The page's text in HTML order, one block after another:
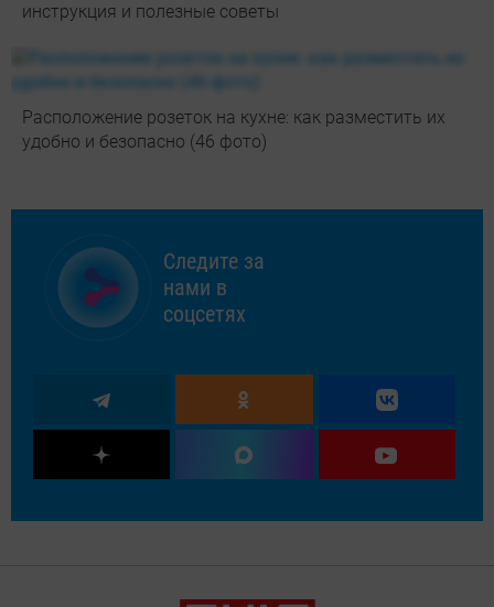
инструкция и полезные советы
Расположение розеток на кухне: как разместить их
удобно и безопасно (46 фото)
Следите за
нами в
соцсетях